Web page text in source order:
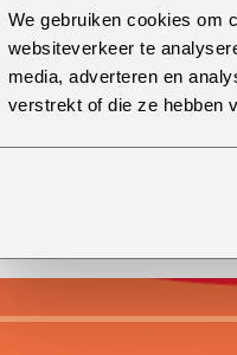
We gebruiken cookies om
websiteverkeer te
media, adverteren en
verstrekt of die ze hebben